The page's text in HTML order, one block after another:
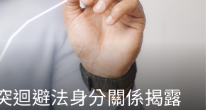
迴避法身分關係揭露